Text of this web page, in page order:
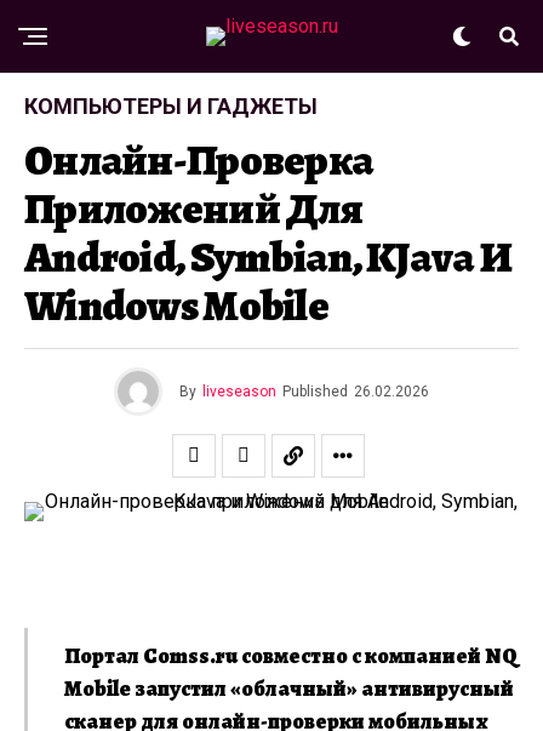
КОМПЬЮТЕРЫ И ГАДЖЕТЫ
Онлайн-Проверка
Приложений Для
Android, Symbian, KJava И
Windows Mobile
By liveseason Published 26.02.2026
Портал Comss.ru совместно с компанией NQ
Mobile запустил «облачный» антивирусный
сканер для онлайн-проверки мобильных